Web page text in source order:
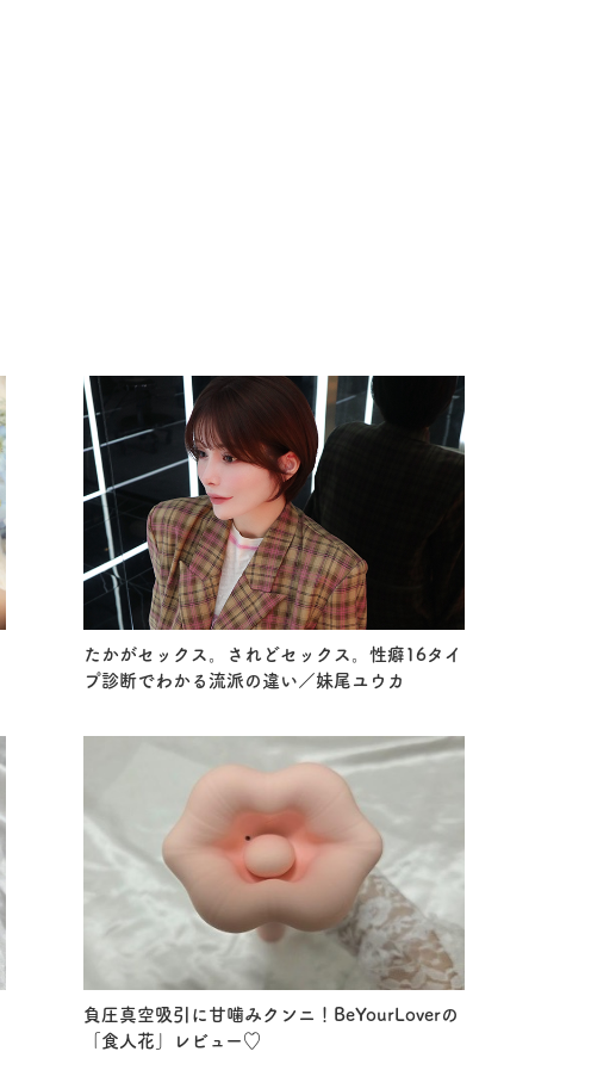
たかがセックス。されどセックス。性癖16タイ
プ診断でわかる流派の違い／妹尾ユウカ
負圧真空吸引に甘噛みクンニ！BeYourLoverの
「食人花」レビュー♡